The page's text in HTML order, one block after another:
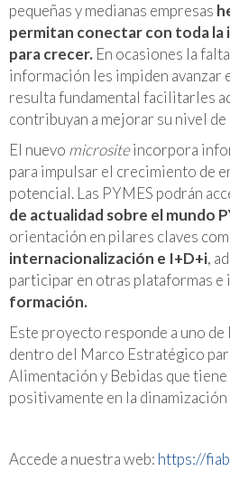
pequeñas y medianas empresas
permitan conectar con toda la
para crecer. En ocasiones la
información les impiden avanzar
resulta fundamental facilitarles
contribuyan a mejorar su nivel
El nuevo micrositeincorpora
para impulsar el crecimiento de
potencial. Las PYMES podrán
de actualidad sobre el mundo
orientación en pilares claves
internacionalización e I+D+i,
participar en otras plataformas e
formación.
Este proyecto responde a uno
dentro del Marco Estratégico
Alimentación y Bebidas que
positivamente en la
Accede a nuestra web: https://